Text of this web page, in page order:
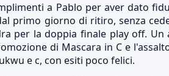
a Pablo per aver dato
primo giorno di ritiro, senza
per la doppia finale play off.
di Mascara in C e
e c, con esiti poco felici.